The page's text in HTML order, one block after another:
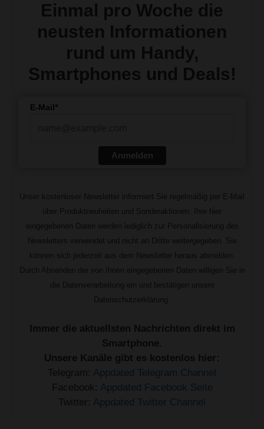
Einmal pro Woche die
neusten Informationen
rund um Handy,
Smartphones und Deals!
E-Mail*
Anmelden
Unser kostenloser Newsletter informiert Sie regelmäßig per E-Mail
über Produktneuheiten und Sonderaktionen. Ihre hier
eingegebenen Daten werden lediglich zur Personalisierung des
Newsletters verwendet und nicht an Dritte weitergegeben. Sie
können sich jederzeit aus dem Newsletter heraus abmelden.
Durch Absenden der von Ihnen eingegebenen Daten willigen Sie in
die Datenverarbeitung ein und bestätigen unsere
Datenschutzerklärung.
Immer die aktuellsten Nachrichten direkt im
Smartphone.
Unsere Kanäle gibt es kostenlos hier:
Telegram: Appdated Telegram Channel
Facebook: Appdated Facebook Seite
Twitter: Appdated Twitter Channel